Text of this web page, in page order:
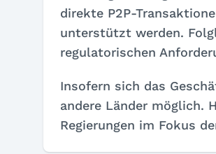
direkte P2P-
unterstützt werden.
regulatorischen
Insofern sich das
andere Länder möglich.
Regierungen im Fokus